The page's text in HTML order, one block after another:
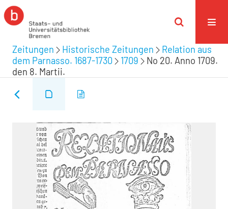
Zeitungen Historische Zeitungen
Relation aus
dem Parnasso. 1687-1730
1709
No 20. Anno 1709.
den 8. Martii.